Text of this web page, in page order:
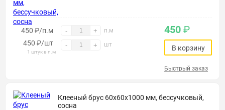
450 ₽/п.м - + п.м
450 ₽/шт
1 штук в п.м
- + шт
450 ₽
В корзину
Быстрый заказ
Клееный брус 60х60х1000 мм, бессучковый,
сосна